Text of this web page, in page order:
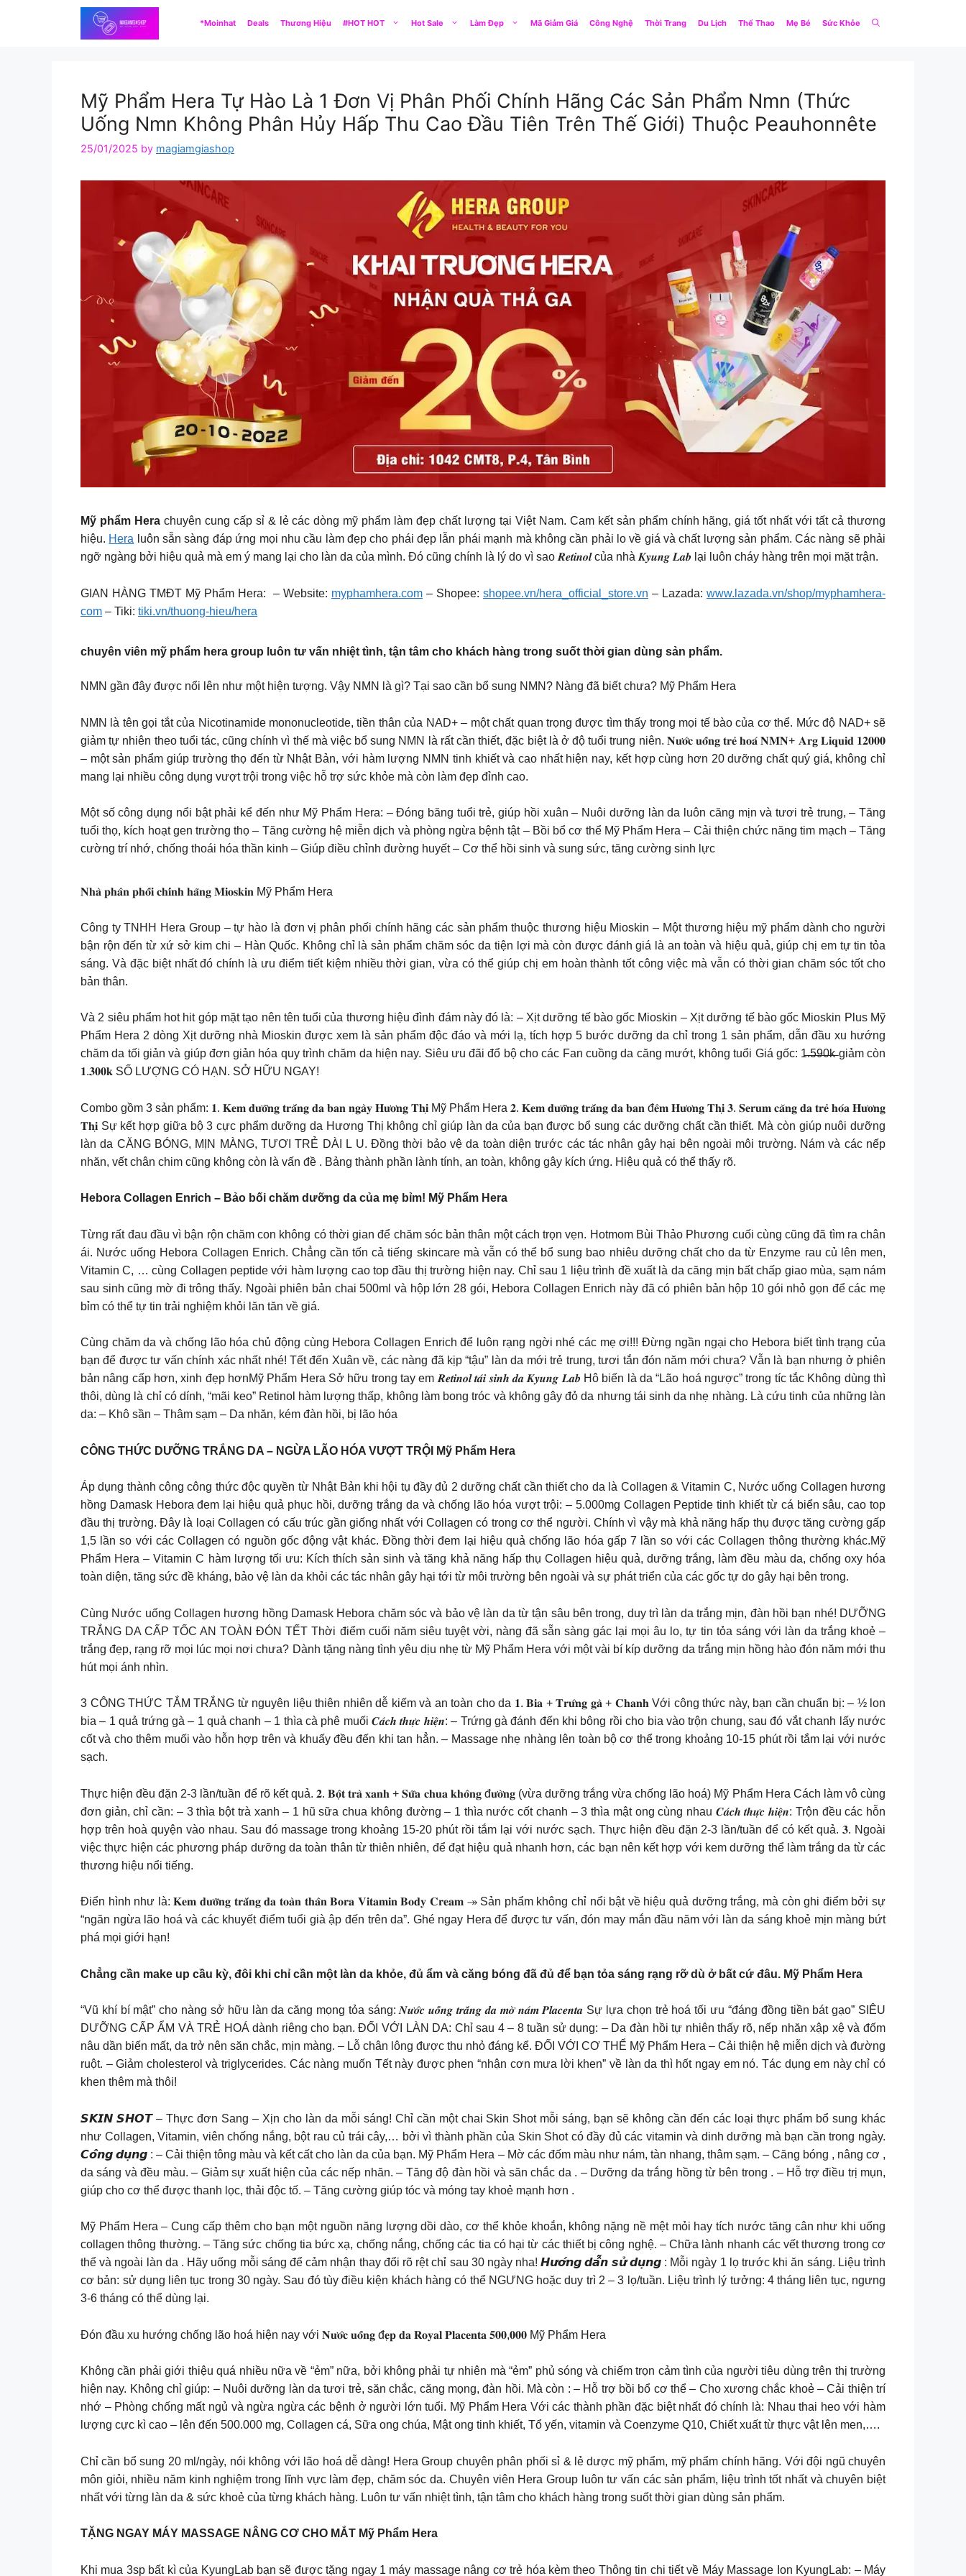
*Moinhat Deals Thương Hiệu #HOT HOT Hot Sale Làm Đẹp Mã Giảm Giá Công Nghệ Thời Trang Du Lịch Thể Thao Mẹ Bé Sức Khỏe
Mỹ Phẩm Hera Tự Hào Là 1 Đơn Vị Phân Phối Chính Hãng Các Sản Phẩm Nmn (Thức
Uống Nmn Không Phân Hủy Hấp Thu Cao Đầu Tiên Trên Thế Giới) Thuộc Peauhonnête
25/01/2025 by magiamgiashop
Mỹ phẩm Herachuyên cung cấp sỉ & lẻ các dòng mỹ phẩm làm đẹp chất lượng tại Việt Nam. Cam kết sản phẩm chính hãng, giá tốt nhất với tất cả thương
hiệu. Hera luôn sẵn sàng đáp ứng mọi nhu cầu làm đẹp cho phái đẹp lẫn phái mạnh mà không cần phải lo về giá và chất lượng sản phẩm. Các nàng sẽ phải
ngỡ ngàng bởi hiệu quả mà em ý mang lại cho làn da của mình. Đó cũng chính là lý do vì sao 𝑹𝒆𝒕𝒊𝒏𝒐𝒍 của nhà 𝑲𝒚𝒖𝒏𝒈 𝑳𝒂𝒃 lại luôn cháy hàng trên mọi mặt trận.
GIAN HÀNG TMĐT Mỹ Phẩm Hera: – Website: myphamhera.com – Shopee: shopee.vn/hera_official_store.vn – Lazada: www.lazada.vn/shop/myphamhera-
com – Tiki: tiki.vn/thuong-hieu/hera
chuyên viên mỹ phẩm hera group luôn tư vấn nhiệt tình, tận tâm cho khách hàng trong suốt thời gian dùng sản phẩm.
NMN gần đây được nổi lên như một hiện tượng. Vậy NMN là gì? Tại sao cần bổ sung NMN? Nàng đã biết chưa? Mỹ Phẩm Hera
NMN là tên gọi tắt của Nicotinamide mononucleotide, tiền thân của NAD+ – một chất quan trọng được tìm thấy trong mọi tế bào của cơ thể. Mức độ NAD+ sẽ
giảm tự nhiên theo tuổi tác, cũng chính vì thế mà việc bổ sung NMN là rất cần thiết, đặc biệt là ở độ tuổi trung niên. 𝐍𝐮̛𝐨̛́𝐜 𝐮𝐨̂́𝐧𝐠 𝐭𝐫𝐞̉ 𝐡𝐨𝐚́ 𝐍𝐌𝐍+ 𝐀𝐫𝐠 𝐋𝐢𝐪𝐮𝐢𝐝 𝟏𝟐𝟎𝟎𝟎
– một sản phẩm giúp trường thọ đến từ Nhật Bản, với hàm lượng NMN tinh khiết và cao nhất hiện nay, kết hợp cùng hơn 20 dưỡng chất quý giá, không chỉ
mang lại nhiều công dụng vượt trội trong việc hỗ trợ sức khỏe mà còn làm đẹp đỉnh cao.
Một số công dụng nổi bật phải kể đến như Mỹ Phẩm Hera: – Đóng băng tuổi trẻ, giúp hồi xuân – Nuôi dưỡng làn da luôn căng mịn và tươi trẻ trung, – Tăng
tuổi thọ, kích hoạt gen trường thọ – Tăng cường hệ miễn dịch và phòng ngừa bệnh tật – Bồi bổ cơ thể Mỹ Phẩm Hera – Cải thiện chức năng tim mạch – Tăng
cường trí nhớ, chống thoái hóa thần kinh – Giúp điều chỉnh đường huyết – Cơ thể hồi sinh và sung sức, tăng cường sinh lực
𝐍𝐡𝐚̀ 𝐩𝐡𝐚̂𝐧 𝐩𝐡𝐨̂́𝐢 𝐜𝐡𝐢́𝐧𝐡 𝐡𝐚̃𝐧𝐠 𝐌𝐢𝐨𝐬𝐤𝐢𝐧 Mỹ Phẩm Hera
Công ty TNHH Hera Group – tự hào là đơn vị phân phối chính hãng các sản phẩm thuộc thương hiệu Mioskin – Một thương hiệu mỹ phẩm dành cho người
bận rộn đến từ xứ sở kim chi – Hàn Quốc. Không chỉ là sản phẩm chăm sóc da tiện lợi mà còn được đánh giá là an toàn và hiệu quả, giúp chị em tự tin tỏa
sáng. Và đặc biệt nhất đó chính là ưu điểm tiết kiệm nhiều thời gian, vừa có thể giúp chị em hoàn thành tốt công việc mà vẫn có thời gian chăm sóc tốt cho
bản thân.
Và 2 siêu phẩm hot hit góp mặt tạo nên tên tuổi của thương hiệu đình đám này đó là: – Xịt dưỡng tế bào gốc Mioskin – Xịt dưỡng tế bào gốc Mioskin Plus Mỹ
Phẩm Hera 2 dòng Xịt dưỡng nhà Mioskin được xem là sản phẩm độc đáo và mới lạ, tích hợp 5 bước dưỡng da chỉ trong 1 sản phẩm, dẫn đầu xu hướng
chăm da tối giản và giúp đơn giản hóa quy trình chăm da hiện nay. Siêu ưu đãi đổ bộ cho các Fan cuồng da căng mướt, không tuổi Giá gốc: 1̶.̶5̶9̶0̶k̶ giảm còn
𝟏.𝟑𝟎𝟎𝐤 SỐ LƯỢNG CÓ HẠN. SỞ HỮU NGAY!
Combo gồm 3 sản phẩm: 𝟏. 𝐊𝐞𝐦 𝐝𝐮̛𝐨̛̃𝐧𝐠 𝐭𝐫𝐚̆́𝐧𝐠 𝐝𝐚 𝐛𝐚𝐧 𝐧𝐠𝐚̀𝐲 𝐇𝐮̛𝐨̛𝐧𝐠 𝐓𝐡𝐢̣ Mỹ Phẩm Hera 𝟐. 𝐊𝐞𝐦 𝐝𝐮̛𝐨̛̃𝐧𝐠 𝐭𝐫𝐚̆́𝐧𝐠 𝐝𝐚 𝐛𝐚𝐧 đ𝐞̂𝐦 𝐇𝐮̛𝐨̛𝐧𝐠 𝐓𝐡𝐢̣ 𝟑. 𝐒𝐞𝐫𝐮𝐦 𝐜𝐚̆𝐧𝐠 𝐝𝐚 𝐭𝐫𝐞̉ 𝐡𝐨́𝐚 𝐇𝐮̛𝐨̛𝐧𝐠
𝐓𝐡𝐢̣ Sự kết hợp giữa bộ 3 cực phẩm dưỡng da Hương Thị không chỉ giúp làn da của bạn được bổ sung các dưỡng chất cần thiết. Mà còn giúp nuôi dưỡng
làn da CĂNG BÓNG, MỊN MÀNG, TƯƠI TRẺ DÀI L U. Đồng thời bảo vệ da toàn diện trước các tác nhân gây hại bên ngoài môi trường. Nám và các nếp
nhăn, vết chân chim cũng không còn là vấn đề . Bảng thành phần lành tính, an toàn, không gây kích ứng. Hiệu quả có thể thấy rõ.
Hebora Collagen Enrich – Bảo bối chăm dưỡng da của mẹ bỉm! Mỹ Phẩm Hera
Từng rất đau đầu vì bận rộn chăm con không có thời gian để chăm sóc bản thân một cách trọn vẹn. Hotmom Bùi Thảo Phương cuối cùng cũng đã tìm ra chân
ái. Nước uống Hebora Collagen Enrich. Chẳng cần tốn cả tiếng skincare mà vẫn có thể bổ sung bao nhiêu dưỡng chất cho da từ Enzyme rau củ lên men,
Vitamin C, … cùng Collagen peptide với hàm lượng cao top đầu thị trường hiện nay. Chỉ sau 1 liệu trình đề xuất là da căng mịn bất chấp giao mùa, sạm nám
sau sinh cũng mờ đi trông thấy. Ngoài phiên bản chai 500ml và hộp lớn 28 gói, Hebora Collagen Enrich này đã có phiên bản hộp 10 gói nhỏ gọn để các mẹ
bỉm có thể tự tin trải nghiệm khỏi lăn tăn về giá.
Cùng chăm da và chống lão hóa chủ động cùng Hebora Collagen Enrich để luôn rạng ngời nhé các mẹ ơi!!! Ðừng ngần ngại cho Hebora biết tình trạng của
bạn để được tư vấn chính xác nhất nhé! Tết đến Xuân về, các nàng đã kịp “tậu” làn da mới trẻ trung, tươi tắn đón năm mới chưa? Vẫn là bạn nhưng ở phiên
bản nâng cấp hơn, xinh đẹp hơnMỹ Phẩm Hera Sở hữu trong tay em 𝑹𝒆𝒕𝒊𝒏𝒐𝒍 𝒕𝒂́𝒊 𝒔𝒊𝒏𝒉 𝒅𝒂 𝑲𝒚𝒖𝒏𝒈 𝑳𝒂𝒃 Hô biến là da “Lão hoá ngược” trong tíc tắc Không dùng thì
thôi, dùng là chỉ có dính, “mãi keo” Retinol hàm lượng thấp, không làm bong tróc và không gây đỏ da nhưng tái sinh da nhẹ nhàng. Là cứu tinh của những làn
da: – Khô sần – Thâm sạm – Da nhăn, kém đàn hồi, bị lão hóa
CÔNG THỨC DƯỠNG TRẮNG DA – NGỪA LÃO HÓA VƯỢT TRỘI Mỹ Phẩm Hera
Áp dụng thành công công thức độc quyền từ Nhật Bản khi hội tụ đầy đủ 2 dưỡng chất cần thiết cho da là Collagen & Vitamin C, Nước uống Collagen hương
hồng Damask Hebora đem lại hiệu quả phục hồi, dưỡng trắng da và chống lão hóa vượt trội: – 5.000mg Collagen Peptide tinh khiết từ cá biển sâu, cao top
đầu thị trường. Đây là loại Collagen có cấu trúc gần giống nhất với Collagen có trong cơ thể người. Chính vì vậy mà khả năng hấp thụ được tăng cường gấp
1,5 lần so với các Collagen có nguồn gốc động vật khác. Đồng thời đem lại hiệu quả chống lão hóa gấp 7 lần so với các Collagen thông thường khác.Mỹ
Phẩm Hera – Vitamin C hàm lượng tối ưu: Kích thích sản sinh và tăng khả năng hấp thụ Collagen hiệu quả, dưỡng trắng, làm đều màu da, chống oxy hóa
toàn diện, tăng sức đề kháng, bảo vệ làn da khỏi các tác nhân gây hại tới từ môi trường bên ngoài và sự phát triển của các gốc tự do gây hại bên trong.
Cùng Nước uống Collagen hương hồng Damask Hebora chăm sóc và bảo vệ làn da từ tận sâu bên trong, duy trì làn da trắng mịn, đàn hồi bạn nhé! DƯỠNG
TRẮNG DA CẤP TỐC AN TOÀN ĐÓN TẾT Thời điểm cuối năm siêu tuyệt vời, nàng đã sẵn sàng gác lại mọi âu lo, tự tin tỏa sáng với làn da trắng khoẻ –
trắng đẹp, rạng rỡ mọi lúc mọi nơi chưa? Dành tặng nàng tình yêu dịu nhẹ từ Mỹ Phẩm Hera với một vài bí kíp dưỡng da trắng mịn hồng hào đón năm mới thu
hút mọi ánh nhìn.
3 CÔNG THỨC TẮM TRẮNG từ nguyên liệu thiên nhiên dễ kiếm và an toàn cho da 𝟏. 𝐁𝐢𝐚 + 𝐓𝐫𝐮̛́𝐧𝐠 𝐠𝐚̀ + 𝐂𝐡𝐚𝐧𝐡 Với công thức này, bạn cần chuẩn bị: – ½ lon
bia – 1 quả trứng gà – 1 quả chanh – 1 thìa cà phê muối 𝑪𝒂́𝒄𝒉 𝒕𝒉𝒖̛̣𝒄 𝒉𝒊𝒆̣̂𝒏: – Trứng gà đánh đến khi bông rồi cho bia vào trộn chung, sau đó vắt chanh lấy nước
cốt và cho thêm muối vào hỗn hợp trên và khuấy đều đến khi tan hẳn. – Massage nhẹ nhàng lên toàn bộ cơ thể trong khoảng 10-15 phút rồi tắm lại với nước
sạch.
Thực hiện đều đặn 2-3 lần/tuần để rõ kết quả. 𝟐. 𝐁𝐨̣̂𝐭 𝐭𝐫𝐚̀ 𝐱𝐚𝐧𝐡 + 𝐒𝐮̛̃𝐚 𝐜𝐡𝐮𝐚 𝐤𝐡𝐨̂𝐧𝐠 đ𝐮̛𝐨̛̀𝐧𝐠 (vừa dưỡng trắng vừa chống lão hoá) Mỹ Phẩm Hera Cách làm vô cùng
đơn giản, chỉ cần: – 3 thìa bột trà xanh – 1 hũ sữa chua không đường – 1 thìa nước cốt chanh – 3 thìa mật ong cùng nhau 𝑪𝒂́𝒄𝒉 𝒕𝒉𝒖̛̣𝒄 𝒉𝒊𝒆̣̂𝒏: Trộn đều các hỗn
hợp trên hoà quyện vào nhau. Sau đó massage trong khoảng 15-20 phút rồi tắm lại với nước sạch. Thực hiện đều đặn 2-3 lần/tuần để có kết quả. 𝟑. Ngoài
việc thực hiện các phương pháp dưỡng da toàn thân từ thiên nhiên, để đạt hiệu quả nhanh hơn, các bạn nên kết hợp với kem dưỡng thể làm trắng da từ các
thương hiệu nổi tiếng.
Điển hình như là: 𝐊𝐞𝐦 𝐝𝐮̛𝐨̛̃𝐧𝐠 𝐭𝐫𝐚̆́𝐧𝐠 𝐝𝐚 𝐭𝐨𝐚̀𝐧 𝐭𝐡𝐚̂𝐧 𝐁𝐨𝐫𝐚 𝐕𝐢𝐭𝐚𝐦𝐢𝐧 𝐁𝐨𝐝𝐲 𝐂𝐫𝐞𝐚𝐦 ↠ Sản phẩm không chỉ nổi bật về hiệu quả dưỡng trắng, mà còn ghi điểm bởi sự
“ngăn ngừa lão hoá và các khuyết điểm tuổi già ập đến trên da”. Ghé ngay Hera để được tư vấn, đón may mắn đầu năm với làn da sáng khoẻ mịn màng bứt
phá mọi giới hạn!
Chẳng cần make up cầu kỳ, đôi khi chỉ cần một làn da khỏe, đủ ẩm và căng bóng đã đủ để bạn tỏa sáng rạng rỡ dù ở bất cứ đâu. Mỹ Phẩm Hera
“Vũ khí bí mật” cho nàng sở hữu làn da căng mọng tỏa sáng: 𝑵𝒖̛𝒐̛́𝒄 𝒖𝒐̂́𝒏𝒈 𝒕𝒓𝒂̆́𝒏𝒈 𝒅𝒂 𝒎𝒐̛̀ 𝒏𝒂́𝒎 𝑷𝒍𝒂𝒄𝒆𝒏𝒕𝒂 Sự lựa chọn trẻ hoá tối ưu “đáng đồng tiền bát gạo” SIÊU
DƯỠNG CẤP ẨM VÀ TRẺ HOÁ dành riêng cho bạn. ĐỐI VỚI LÀN DA: Chỉ sau 4 – 8 tuần sử dụng: – Da đàn hồi tự nhiên thấy rõ, nếp nhăn xập xệ và đốm
nâu dần biến mất, da trở nên săn chắc, mịn màng. – Lỗ chân lông được thu nhỏ đáng kể. ĐỐI VỚI CƠ THỂ Mỹ Phẩm Hera – Cải thiện hệ miễn dịch và đường
ruột. – Giảm cholesterol và triglycerides. Các nàng muốn Tết này được phen “nhận cơn mưa lời khen” về làn da thì hốt ngay em nó. Tác dụng em này chỉ có
khen thêm mà thôi!
𝙎𝙆𝙄𝙉 𝙎𝙃𝙊𝙏 – Thực đơn Sang – Xịn cho làn da mỗi sáng! Chỉ cần một chai Skin Shot mỗi sáng, bạn sẽ không cần đến các loại thực phẩm bổ sung khác
như Collagen, Vitamin, viên chống nắng, bột rau củ trái cây,… bởi vì thành phần của Skin Shot có đầy đủ các vitamin và dinh dưỡng mà bạn cần trong ngày.
𝘾𝙤̂𝙣𝙜 𝙙𝙪̣𝙣𝙜 : – Cải thiện tông màu và kết cất cho làn da của bạn. Mỹ Phẩm Hera – Mờ các đốm màu như nám, tàn nhang, thâm sạm. – Căng bóng , nâng cơ ,
da sáng và đều màu. – Giảm sự xuất hiện của các nếp nhăn. – Tăng độ đàn hồi và săn chắc da . – Dưỡng da trắng hồng từ bên trong . – Hỗ trợ điều trị mụn,
giúp cho cơ thể được thanh lọc, thải độc tố. – Tăng cường giúp tóc và móng tay khoẻ mạnh hơn .
Mỹ Phẩm Hera – Cung cấp thêm cho bạn một nguồn năng lượng dồi dào, cơ thể khỏe khoắn, không nặng nề mệt mỏi hay tích nước tăng cân như khi uống
collagen thông thường. – Tăng sức chống tia bức xạ, chống nắng, chống các tia có hại từ các thiết bị công nghệ. – Chữa lành nhanh các vết thương trong cơ
thể và ngoài làn da . Hãy uống mỗi sáng để cảm nhận thay đổi rõ rệt chỉ sau 30 ngày nha! 𝙃𝙪̛𝙤̛́𝙣𝙜 𝙙𝙖̂̃𝙣 𝙨𝙪̛̉ 𝙙𝙪̣𝙣𝙜 : Mỗi ngày 1 lọ trước khi ăn sáng. Liệu trình
cơ bản: sử dụng liên tục trong 30 ngày. Sau đó tùy điều kiện khách hàng có thể NGƯNG hoặc duy trì 2 – 3 lọ/tuần. Liệu trình lý tưởng: 4 tháng liên tục, ngưng
3-6 tháng có thể dùng lại.
Đón đầu xu hướng chống lão hoá hiện nay với 𝐍𝐮̛𝐨̛́𝐜 𝐮𝐨̂́𝐧𝐠 đ𝐞̣𝐩 𝐝𝐚 𝐑𝐨𝐲𝐚𝐥 𝐏𝐥𝐚𝐜𝐞𝐧𝐭𝐚 𝟓𝟎𝟎,𝟎𝟎𝟎 Mỹ Phẩm Hera
Không cần phải giới thiệu quá nhiều nữa về “ẻm” nữa, bởi không phải tự nhiên mà “ẻm” phủ sóng và chiếm trọn cảm tình của người tiêu dùng trên thị trường
hiện nay. Không chỉ giúp: – Nuôi dưỡng làn da tươi trẻ, săn chắc, căng mọng, đàn hồi. Mà còn : – Hỗ trợ bồi bổ cơ thể – Cho xương chắc khoẻ – Cải thiện trí
nhớ – Phòng chống mất ngủ và ngừa ngừa các bệnh ở người lớn tuổi. Mỹ Phẩm Hera Với các thành phần đặc biệt nhất đó chính là: Nhau thai heo với hàm
lượng cực kì cao – lên đến 500.000 mg, Collagen cá, Sữa ong chúa, Mật ong tinh khiết, Tổ yến, vitamin và Coenzyme Q10, Chiết xuất từ thực vật lên men,….
Chỉ cần bổ sung 20 ml/ngày, nói không với lão hoá dễ dàng! Hera Group chuyên phân phối sỉ & lẻ dược mỹ phẩm, mỹ phẩm chính hãng. Với đội ngũ chuyên
môn giỏi, nhiều năm kinh nghiệm trong lĩnh vực làm đẹp, chăm sóc da. Chuyên viên Hera Group luôn tư vấn các sản phẩm, liệu trình tốt nhất và chuyên biệt
nhất với từng làn da & sức khoẻ của từng khách hàng. Luôn tư vấn nhiệt tình, tận tâm cho khách hàng trong suốt thời gian dùng sản phẩm.
TẶNG NGAY MÁY MASSAGE NÂNG CƠ CHO MẮT Mỹ Phẩm Hera
Khi mua 3sp bất kì của KyungLab bạn sẽ được tặng ngay 1 máy massage nâng cơ trẻ hóa kèm theo Thông tin chi tiết về Máy Massage Ion KyungLab: – Máy